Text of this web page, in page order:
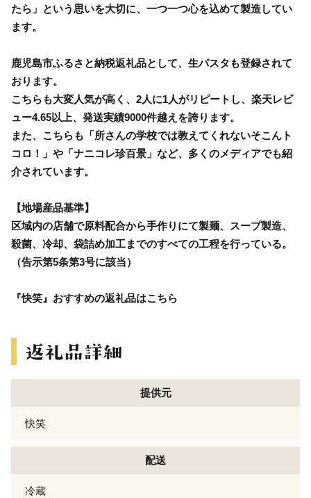
たら」という思いを大切に、一つ一つ心を込めて製造してい
ます。
鹿児島市ふるさと納税返礼品として、生パスタも登録されて
おります。
こちらも大変人気が高く、2人に1人がリピートし、楽天レビ
ュー4.65以上、発送実績9000件越えを誇ります。
また、こちらも「所さんの学校では教えてくれないそこんト
コロ！」や「ナニコレ珍百景」など、多くのメディアでも紹
介されています。
【地場産品基準】
区域内の店舗で原料配合から手作りにて製麺、スープ製造、
殺菌、冷却、袋詰め加工までのすべての工程を行っている。
（告示第5条第3号に該当）
『快笑』おすすめの返礼品はこちら
提供元
快笑
配送
冷蔵